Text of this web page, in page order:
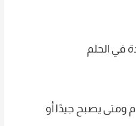
في الحلم
ومتى يصبح جيدًا أو